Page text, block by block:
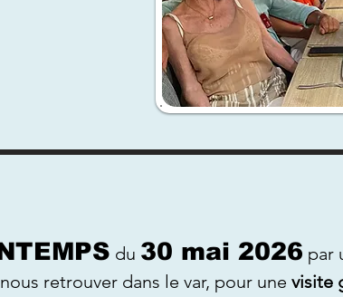
du 30 mai 2026 par
retrouver dans le var, pour une visite